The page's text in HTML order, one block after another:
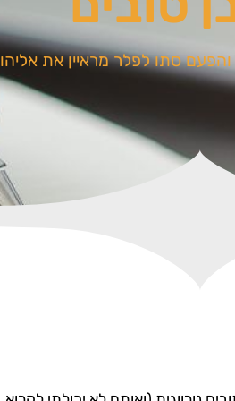
סתו לפלר מראיין את אליהו